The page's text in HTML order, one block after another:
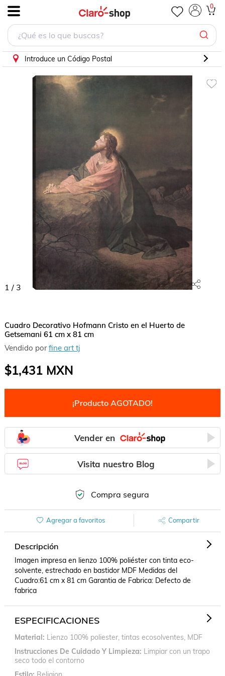
0
Introduce un Código Postal
1 / 3
Cuadro Decorativo Hofmann Cristo en el Huerto de
Getsemani 61 cm x 81 cm
Vendido porfine art tj
$1,431MXN
¡Producto AGOTADO!
Vender en
Visita nuestro Blog
Compra segura
Agregar a favoritos Compartir
Descripción
Imagen impresa en lienzo 100% poliéster con tinta eco-
solvente, estrechado en bastidor MDF Medidas del
Cuadro:61 cm x 81 cm Garantia de Fabrica: Defecto de
fabrica
ESPECIFICACIONES
Material Lienzo 100% poliester, tintas ecosolventes, MDF
Instrucciones De Cuidado Y Limpieza Limpiar con un trapo
seco todo el contorno